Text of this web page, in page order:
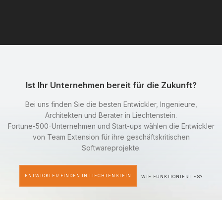
Ist Ihr Unternehmen bereit für die Zukunft?
Bei uns finden Sie die besten Entwickler, Ingenieure,
Architekten und Berater in Liechtenstein.
Fortune-500-Unternehmen und Start-ups wählen die Entwickler
von Team Extension für ihre geschäftskritischen
Softwareprojekte.
ENTWICKLER FINDEN IN LIECHTENSTEIN WIE FUNKTIONIERT ES?